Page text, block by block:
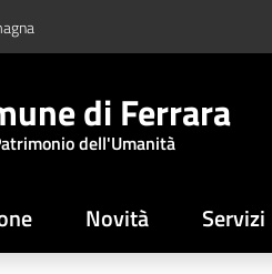
di Ferrara
dell'Umanità
Novità Servizi